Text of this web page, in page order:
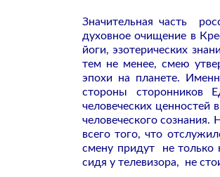
Значительная часть
духовное очищение в
йоги, эзотерических
тем не менее, смею
эпохи на планете.
стороны сторонников
человеческих
человеческого
всего того, что
смену придут не только
сидя у телевизора, не